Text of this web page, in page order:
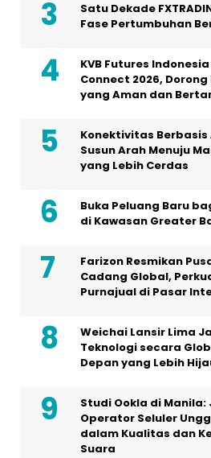
Satu Dekade
Fase Pertumbuhan
KVB Futures
Connect 2026,
yang Aman dan
Konektivitas Berbasis
Susun Arah Menuju
yang Lebih Cerdas
Buka Peluang Baru
di Kawasan Greater
Farizon Resmikan
Cadang Global,
Purnajual di Pasar
Weichai Lansir Lima
Teknologi secara
Depan yang Lebih
Studi Ookla di Manila:
Operator Seluler
dalam Kualitas dan
Suara